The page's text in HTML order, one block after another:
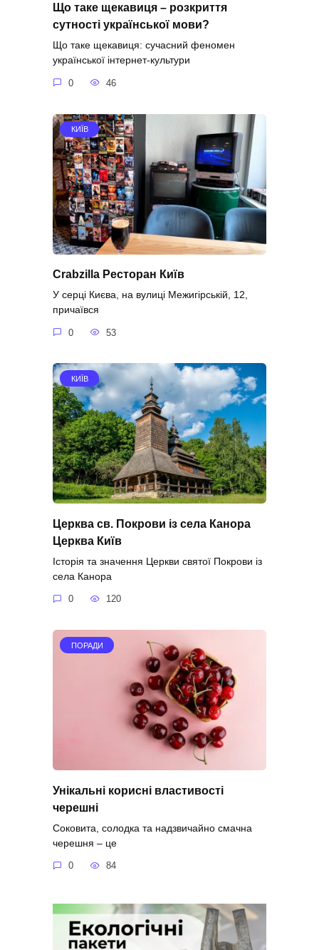
Що таке щекавиця – розкриття
сутності української мови?
Що таке щекавиця: сучасний феномен
української інтернет-культури
0 46
КИЇВ
Crabzilla Ресторан Київ
У серці Києва, на вулиці Межигірській, 12,
причаївся
0 53
КИЇВ
Церква св. Покрови із села Канора
Церква Київ
Історія та значення Церкви святої Покрови із
села Канора
0 120
ПОРАДИ
Унікальні корисні властивості
черешні
Соковита, солодка та надзвичайно смачна
черешня – це
0 84